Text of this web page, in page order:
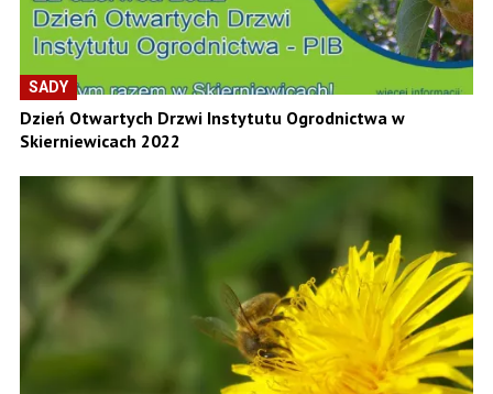
SADY
Dzień Otwartych Drzwi Instytutu Ogrodnictwa w
Skierniewicach 2022